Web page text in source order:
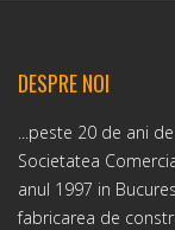
DESPRE NOI
...peste 20 de ani
Societatea
anul 1997 in
fabricarea de